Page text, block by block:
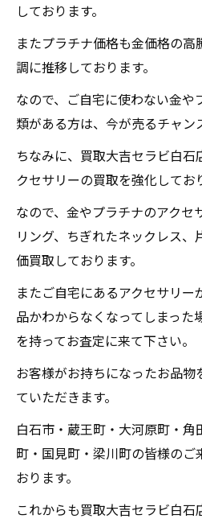
しております。
またプラチナ価格も金価格の
調に推移しております。
なので、ご自宅に使わない金や
類がある方は、今が売るチャン
ちなみに、買取大吉セラビ白
クセサリーの買取を強化してお
なので、金やプラチナのアクセ
リング、ちぎれたネックレス
価買取しております。
またご自宅にあるアクセサリ
品かわからなくなってしまった
を持ってお査定に来て下さい。
お客様がお持ちになったお品
ていただきます。
白石市・蔵王町・大河原町・
町・国見町・梁川町の皆様のご
おります。
これからも買取大吉セラビ白